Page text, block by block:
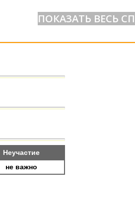
ПОКАЗАТЬ ВЕСЬ
Неучастие
не важно